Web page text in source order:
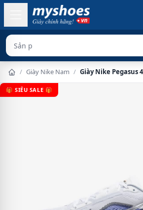
Sản phẩm chính h
/ Giày Nike Nam / Giày Nike Pegasus
🎁 SIÊU SALE 🎁